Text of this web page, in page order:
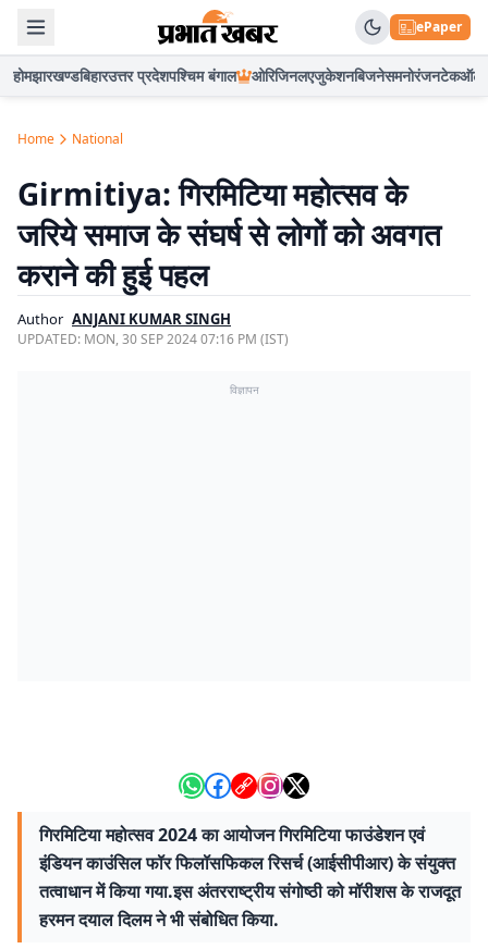
ePaper
होमझारखण्डबिहारउत्तर प्रदेशपश्चिम बंगाल ओरिजिनलएजुकेशनबिजनेसमनोरंजनटेकऑटो
Home National
Girmitiya: गिरमिटिया महोत्सव के
जरिये समाज के संघर्ष से लोगों को अवगत
कराने की हुई पहल
Author ANJANI KUMAR SINGH
UPDATED: MON, 30 SEP 2024 07:16 PM (IST)
विज्ञापन
गिरमिटिया महोत्सव 2024 का आयोजन गिरमिटिया फाउंडेशन एवं
इंडियन काउंसिल फॉर फिलॉसफिकल रिसर्च (आईसीपीआर) के संयुक्‍त
तत्वाधान में किया गया.इस अंतरराष्ट्रीय संगोष्ठी को मॉरीशस के राजदूत
हरमन दयाल दिलम ने भी संबोधित किया.